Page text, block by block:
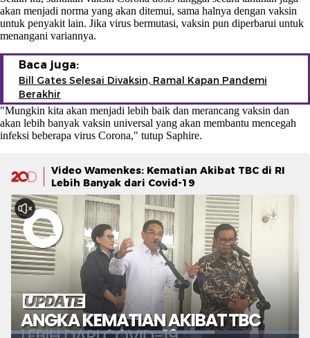
akan menjadi norma yang akan ditemui, sama halnya dengan vaksin
untuk penyakit lain. Jika virus bermutasi, vaksin pun diperbarui untuk
menangani variannya.
Baca juga:
Bill Gates Selesai Divaksin, Ramal Kapan Pandemi
Berakhir
"Mungkin kita akan menjadi lebih baik dan merancang vaksin dan
akan lebih banyak vaksin universal yang akan membantu mencegah
infeksi beberapa virus Corona," tutup Saphire.
Video Wamenkes: Kematian Akibat TBC di RI
Lebih Banyak dari Covid-19